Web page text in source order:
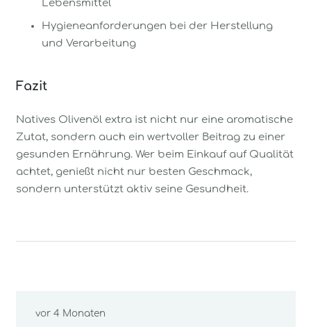
Lebensmittel
Hygieneanforderungen bei der Herstellung
und Verarbeitung
Fazit
Natives Olivenöl extra ist nicht nur eine aromatische
Zutat, sondern auch ein wertvoller Beitrag zu einer
gesunden Ernährung. Wer beim Einkauf auf Qualität
achtet, genießt nicht nur besten Geschmack,
sondern unterstützt aktiv seine Gesundheit.
vor 4 Monaten